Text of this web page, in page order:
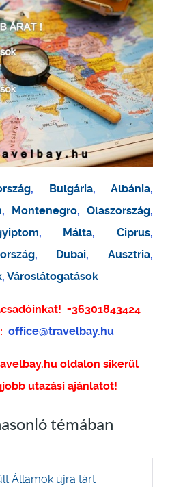
, Bulgária,Albánia,
, Montenegro, Olaszország,
, Málta,Ciprus,
, Dubai,Ausztria,
, Városlátogatások
+36301843424
office@travelbay.hu
oldalon sikerül
utazási ajánlatot!
témában
Államok újra tárt